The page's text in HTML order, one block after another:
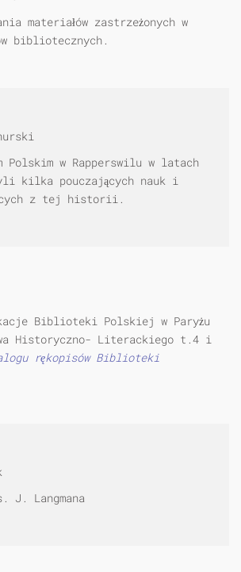
materiałów zastrzeżonych w
bibliotecznych.
Polskim w Rapperswilu w latach
kilka pouczających nauk i
z tej historii.
Biblioteki Polskiej w Paryżu
Historyczno- Literackiego t.4 i
rękopisów Biblioteki
J. Langmana